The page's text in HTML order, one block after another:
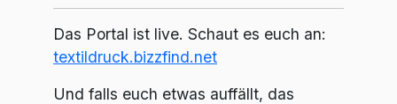
Das Portal ist live. Schaut es euch an:
textildruck.bizzfind.net
Und falls euch etwas auffällt, das